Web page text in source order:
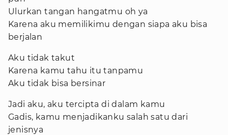
Ulurkan tangan hangatmu oh ya
Karena aku memilikimu dengan siapa aku bisa
berjalan
Aku tidak takut
Karena kamu tahu itu tanpamu
Aku tidak bisa bersinar
Jadi aku, aku tercipta di dalam kamu
Gadis, kamu menjadikanku salah satu dari
jenisnya